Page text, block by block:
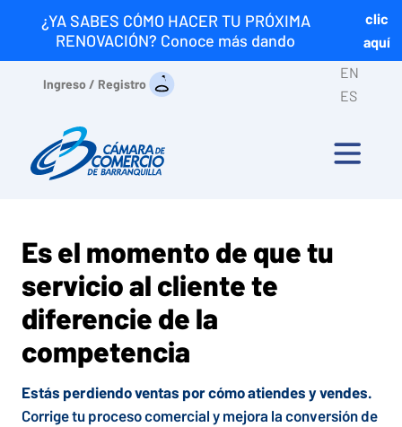
¿YA SABES CÓMO HACER TU PRÓXIMA
RENOVACIÓN? Conoce más dando
clic
aquí
Ingreso / Registro
EN
ES
Es el momento de que tu
servicio al cliente te
diferencie de la
competencia
Estás perdiendo ventas por cómo atiendes y vendes.
Corrige tu proceso comercial y mejora la conversión de